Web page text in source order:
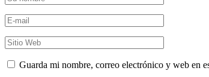
Guarda mi nombre, correo electrónico y web en